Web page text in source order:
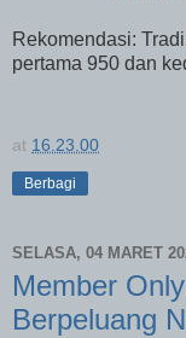
Rekomendasi:
pertama 950 dan
at 16.23.00
Berbagi
SELASA, 04 MARET
Member
Berpeluang